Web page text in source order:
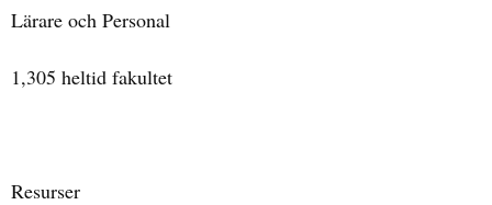
Lärare och Personal
1,305 heltid fakultet
Resurser